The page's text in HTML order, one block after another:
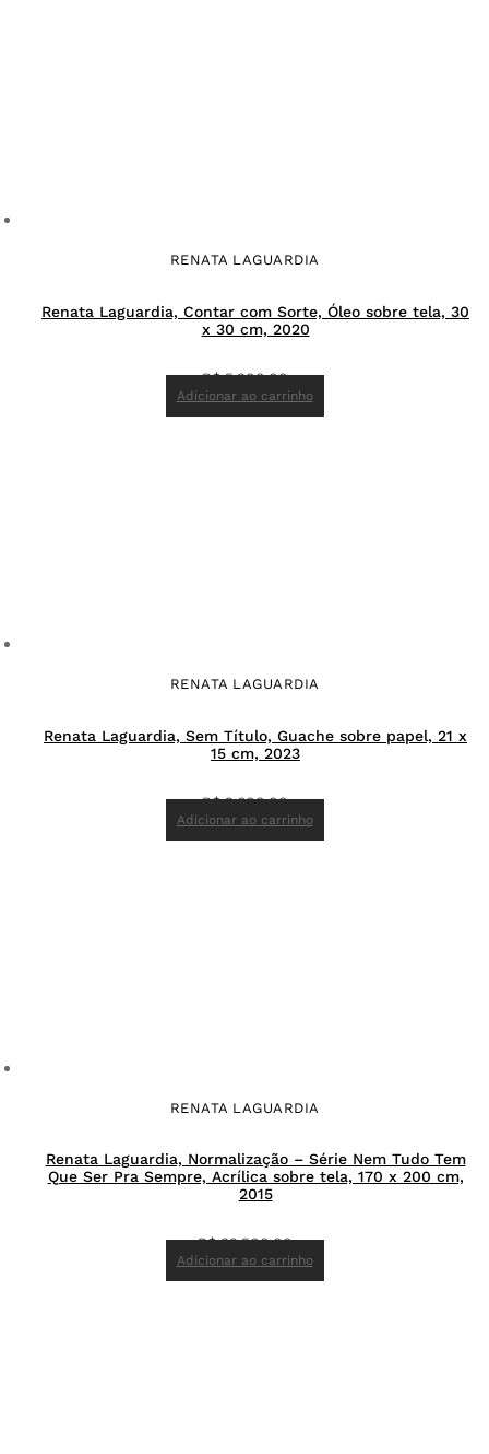
RENATA LAGUARDIA
Renata Laguardia, Contar com Sorte, Óleo sobre tela, 30
x 30 cm, 2020
R$5.300,00
Adicionar ao carrinho
RENATA LAGUARDIA
Renata Laguardia, Sem Título, Guache sobre papel, 21 x
15 cm, 2023
R$2.600,00
Adicionar ao carrinho
RENATA LAGUARDIA
Renata Laguardia, Normalização – Série Nem Tudo Tem
Que Ser Pra Sempre, Acrílica sobre tela, 170 x 200 cm,
2015
R$32.500,00
Adicionar ao carrinho